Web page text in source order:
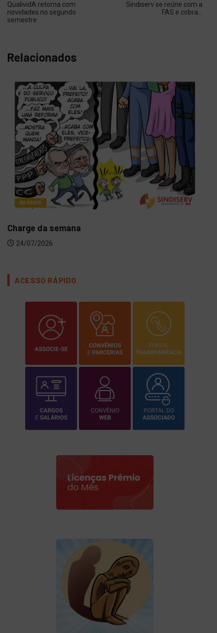
QualividA retorna com
novidades no segundo
semestre
Sindiserv se reúne com a
FAS e cobra…
Relacionados
BANNER
Charge da semana
24/07/2026
ACESSO RÁPIDO